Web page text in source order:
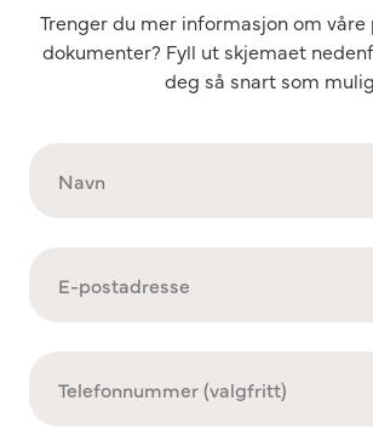
Trenger du mer informasjon om
dokumenter? Fyll ut skjemaet
deg så snart som